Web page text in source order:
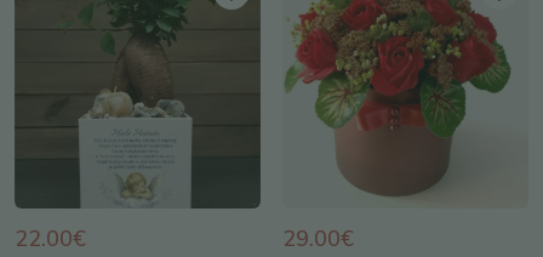
22.00€ 29.00€